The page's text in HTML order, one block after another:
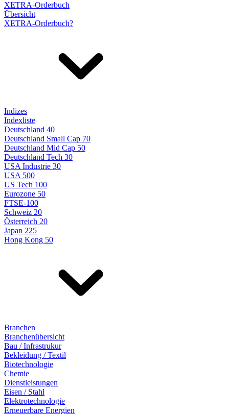
XETRA-Orderbuch
Übersicht
XETRA-Orderbuch?
Indizes
Indexliste
Deutschland 40
Deutschland Small Cap 70
Deutschland Mid Cap 50
Deutschland Tech 30
USA Industrie 30
USA 500
US Tech 100
Eurozone 50
FTSE-100
Schweiz 20
Österreich 20
Japan 225
Hong Kong 50
Branchen
Branchenübersicht
Bau / Infrastrukur
Bekleidung / Textil
Biotechnologie
Chemie
Dienstleistungen
Eisen / Stahl
Elektrotechnologie
Erneuerbare Energien